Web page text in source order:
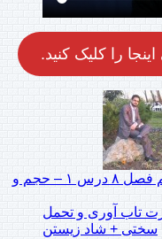
را کلیک کنید.
فیلم آموزشی ریاضی پایه نهم فصل ۸ درس ۱ – حجم و
تاب آوری و تحمل
سختی + شاد زیستن